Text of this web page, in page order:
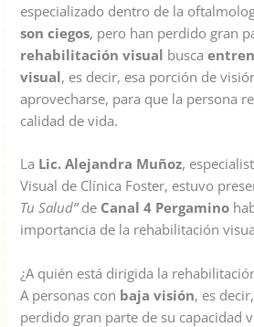
especializado dentro de la
son ciegos, pero han perdido gran
rehabilitación visual busca
visual, es decir, esa porción de
aprovecharse, para que la persona
calidad de vida.
La Lic. Alejandra Muñoz,
Visual de Clínica Foster, estuvo
Tu Salud”de Canal 4 Pergamino
importancia de la rehabilitación
¿A quién está dirigida la
A personas con baja visión, es
perdido gran parte de su capacidad